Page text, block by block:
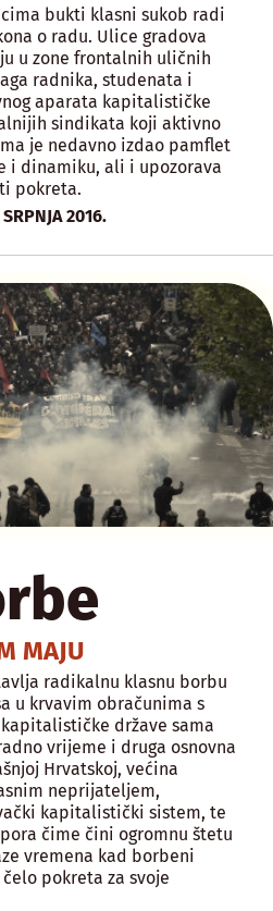
bukti klasni sukob radi
o radu. Ulice gradova
u zone frontalnih uličnih
radnika, studenata i
aparata kapitalističke
sindikata koji aktivno
je nedavno izdao pamflet
i dinamiku, ali i upozorava
pokreta.
2016.
MAJU
radikalnu klasnu borbu
u krvavim obračunima s
države sama
vrijeme i druga osnovna
Hrvatskoj, većina
neprijateljem,
kapitalistički sistem, te
čime čini ogromnu štetu
vremena kad borbeni
pokreta za svoje